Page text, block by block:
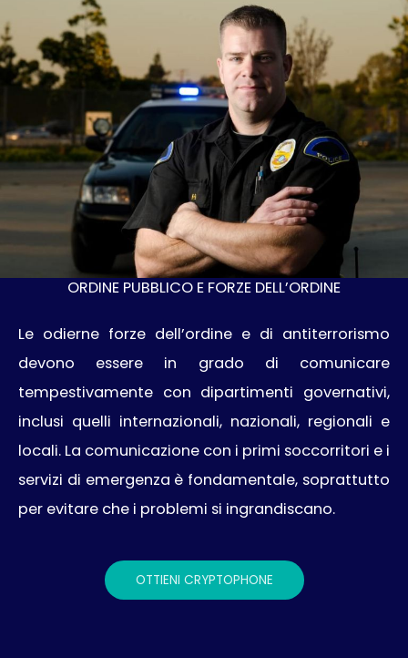
ORDINE PUBBLICO E FORZE DELL’ORDINE
Le odierne forze dell’ordine e di antiterrorismo
devono essere in grado di comunicare
tempestivamente con dipartimenti governativi,
inclusi quelli internazionali, nazionali, regionali e
locali. La comunicazione con i primi soccorritori e i
servizi di emergenza è fondamentale, soprattutto
per evitare che i problemi si ingrandiscano.
OTTIENI CRYPTOPHONE